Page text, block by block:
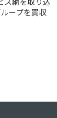
ープを買収